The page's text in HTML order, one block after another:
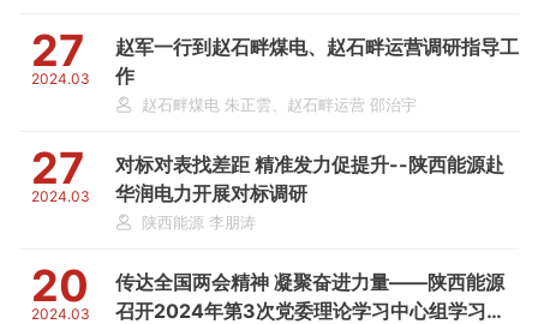
27
2024.03
赵军一行到赵石畔煤电、赵石畔运营调研指导工
作
赵石畔煤电 朱正雲、赵石畔运营 邵治宇
27
2024.03
对标对表找差距 精准发力促提升--陕西能源赴
华润电力开展对标调研
陕西能源 李朋涛
20
2024.03
传达全国两会精神 凝聚奋进力量——陕西能源
召开2024年第3次党委理论学习中心组学习会